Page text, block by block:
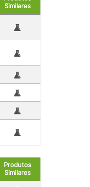
Similares
Produtos
Similares